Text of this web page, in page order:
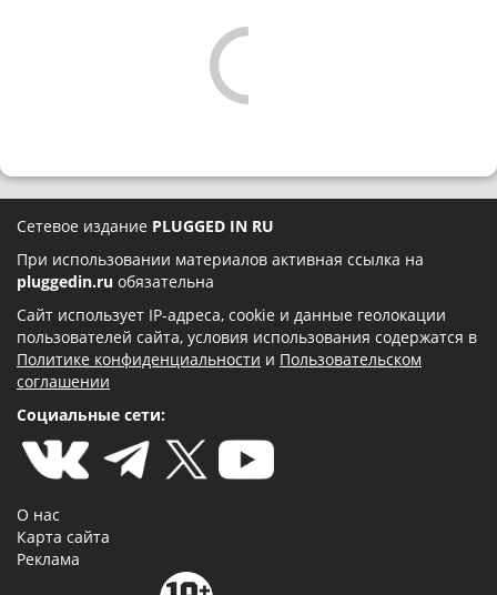
Сетевое издание PLUGGED IN RU
При использовании материалов активная ссылка на
pluggedin.ru обязательна
Сайт использует IP-адреса, cookie и данные геолокации
пользователей сайта, условия использования содержатся в
Политике конфиденциальности и Пользовательском
соглашении
Социальные сети:
О нас
Карта сайта
Реклама